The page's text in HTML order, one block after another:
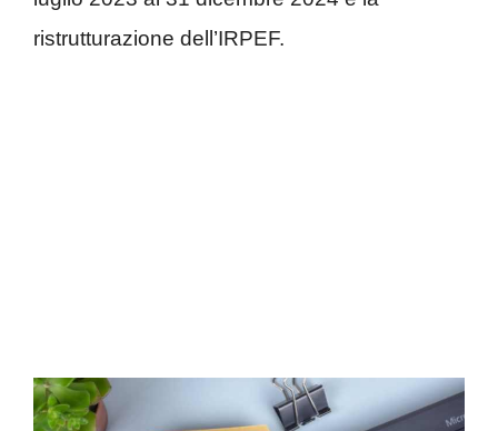
ristrutturazione dell’IRPEF.